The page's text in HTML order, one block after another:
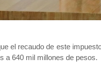
el recaudo de este
a 640 mil millones de pesos.